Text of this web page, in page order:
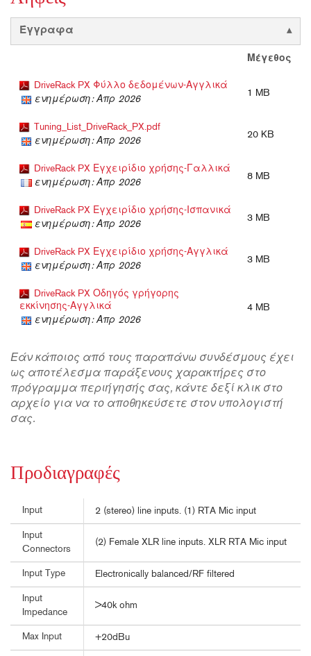
Έγγραφα
Μέγεθος
DriveRack PX Φύλλο δεδομένων-Αγγλικά
ενημέρωση: Απρ 2026
1 MB
Tuning_List_DriveRack_PX.pdf
ενημέρωση: Απρ 2026
20 KB
DriveRack PX Εγχειρίδιο χρήσης-Γαλλικά
ενημέρωση: Απρ 2026
8 MB
DriveRack PX Εγχειρίδιο χρήσης-Ισπανικά
ενημέρωση: Απρ 2026
3 MB
DriveRack PX Εγχειρίδιο χρήσης-Αγγλικά
ενημέρωση: Απρ 2026
3 MB
DriveRack PX Οδηγός γρήγορης
εκκίνησης-Αγγλικά
ενημέρωση: Απρ 2026
4 MB
Εάν κάποιος από τους παραπάνω συνδέσμους έχει
ως αποτέλεσμα παράξενους χαρακτήρες στο
πρόγραμμα περιήγησής σας, κάντε δεξί κλικ στο
αρχείο για να το αποθηκεύσετε στον υπολογιστή
σας.
Προδιαγραφές
Input 2 (stereo) line inputs. (1) RTA Mic input
Input
Connectors
(2) Female XLR line inputs. XLR RTA Mic input
Input Type Electronically balanced/RF filtered
Input
Impedance
>40k ohm
Max Input +20dBu